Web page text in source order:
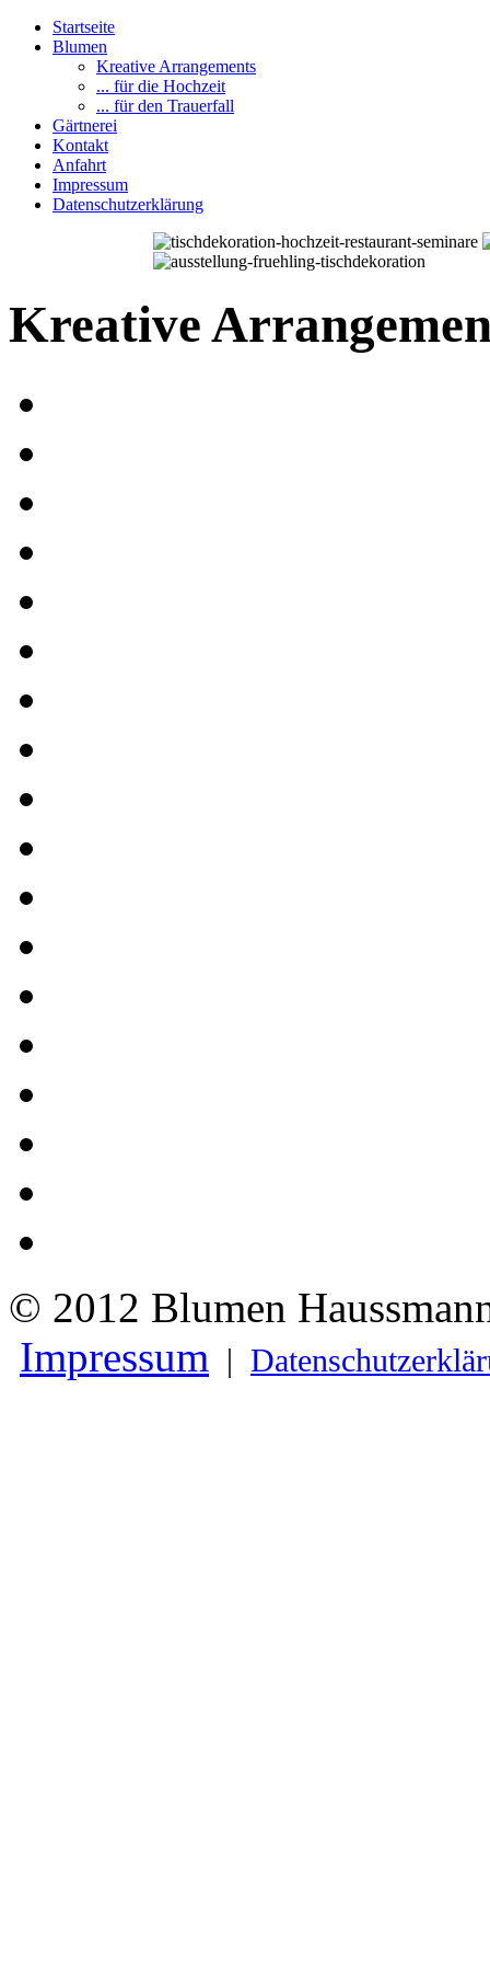
Startseite
Blumen
Kreative Arrangements
... für die Hochzeit
... für den Trauerfall
Gärtnerei
Kontakt
Anfahrt
Impressum
Datenschutzerklärung
Kreative
© 2012 Blumen
Impressum |